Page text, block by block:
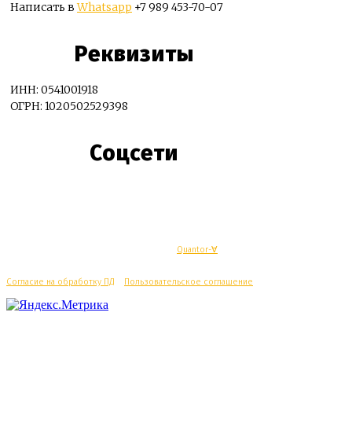
Написать вWhatsapp +7 989 453-70-07
Реквизиты
ИНН: 0541001918
ОГРН: 1020502529398
Соцсети
Quantor-∀
Согласие на обработку ПД Пользовательское соглашение